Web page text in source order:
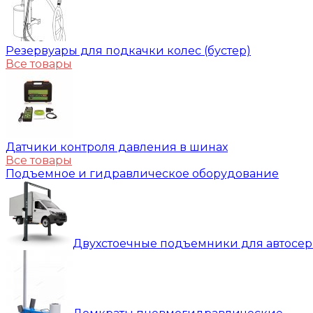
Резервуары для подкачки колес (бустер)
Все товары
Датчики контроля давления в шинах
Все товары
Подъемное и гидравлическое оборудование
Двухстоечные подъемники для